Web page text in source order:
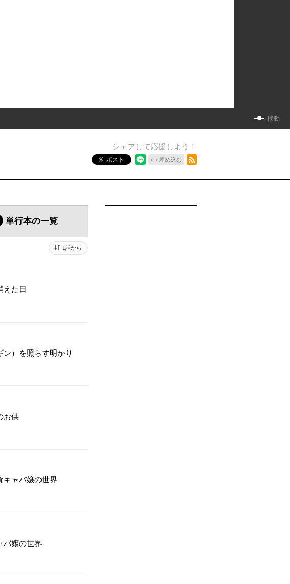
移動
シェアして応援しよう！
ポスト 埋め込む
単行本の一覧
1話から
た日
）を照らす明かり
お供
ャバ嬢の世界
嬢の世界